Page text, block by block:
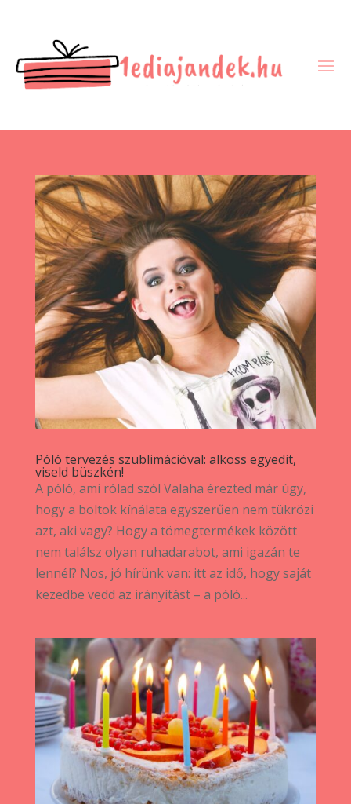
Póló tervezés szublimációval: alkoss egyedit,
viseld büszkén!
A póló, ami rólad szól Valaha érezted már úgy,
hogy a boltok kínálata egyszerűen nem tükrözi
azt, aki vagy? Hogy a tömegtermékek között
nem találsz olyan ruhadarabot, ami igazán te
lennél? Nos, jó hírünk van: itt az idő, hogy saját
kezedbe vedd az irányítást – a póló...